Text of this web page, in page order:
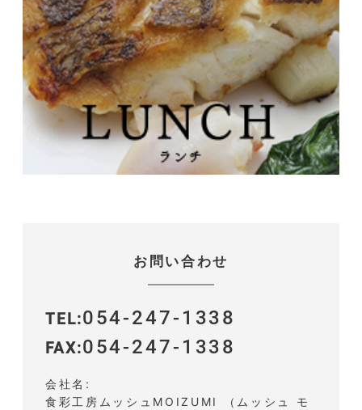
お問い合わせ
TEL 054-247-1338
FAX 054-247-1338
会社名
食彩工房ムッシュMOIZUMI （ムッシュ モ